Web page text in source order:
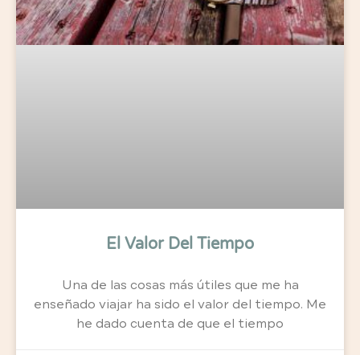
El Valor Del Tiempo
Una de las cosas más útiles que me ha
enseñado viajar ha sido el valor del tiempo. Me
he dado cuenta de que el tiempo